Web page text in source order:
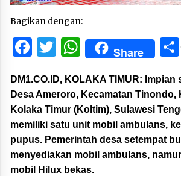
Bagikan dengan:
Facebook
Twitter
WhatsApp
Share
DM1.CO.ID, KOLAKA TIMUR: Impian
Desa Ameroro, Kecamatan Tinondo,
Kolaka Timur (Koltim), Sulawesi
memiliki satu unit mobil ambulans,
pupus. Pemerintah desa setempat
menyediakan mobil ambulans,
mobil Hilux bekas.